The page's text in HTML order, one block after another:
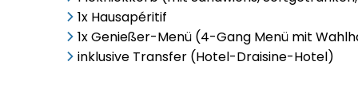
1x Hausapéritif
1x Genießer-Menü (4-Gang Menü mit
inklusive Transfer (Hotel-Draisine-Hotel)